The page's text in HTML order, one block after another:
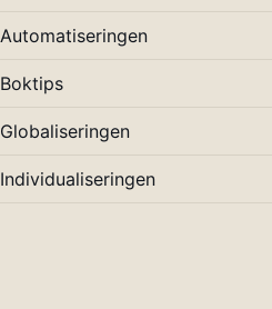
Automatiseringen
Boktips
Globaliseringen
Individualiseringen